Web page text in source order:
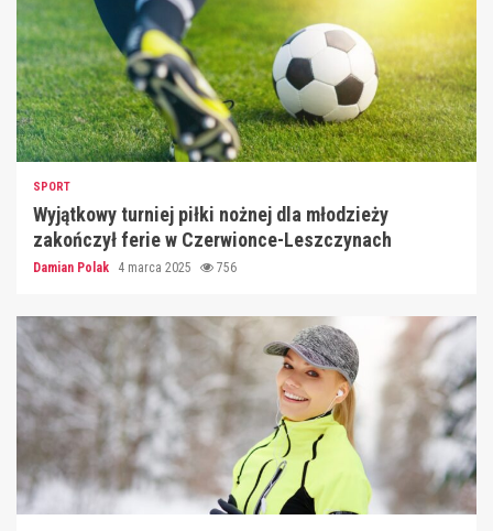
SPORT
Wyjątkowy turniej piłki nożnej dla młodzieży
zakończył ferie w Czerwionce-Leszczynach
Damian Polak 4 marca 2025 756